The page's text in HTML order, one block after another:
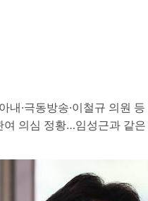
내·극동방송·이철규 의원
의심 정황…임성근과 같은